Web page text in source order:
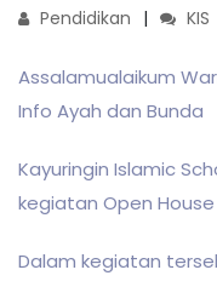
Pendidikan KIS
Assalamualaikum
Info Ayah dan Bunda
Kayuringin Islamic
kegiatan Open
Dalam kegiatan